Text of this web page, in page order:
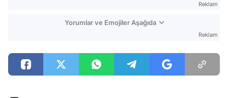
Reklam
Yorumlar ve Emojiler Aşağıda
Reklam